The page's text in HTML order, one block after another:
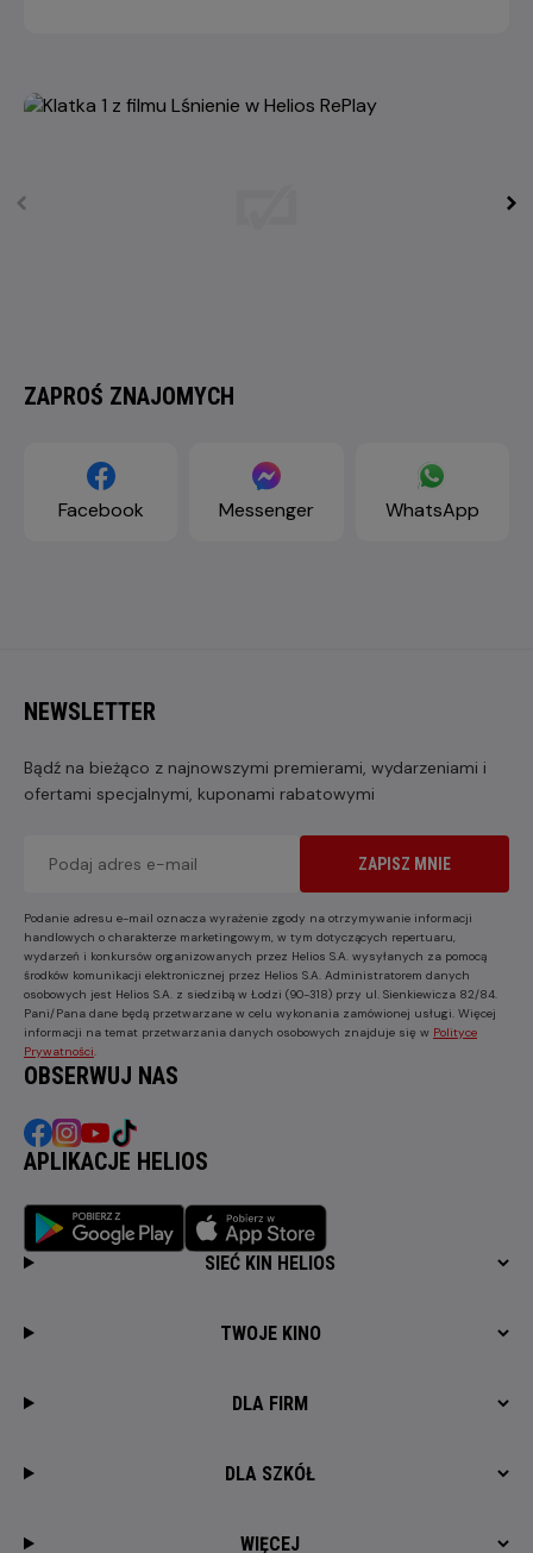
ZAPROŚ ZNAJOMYCH
Facebook Messenger WhatsApp
NEWSLETTER
Bądź na bieżąco z najnowszymi premierami, wydarzeniami i
ofertami specjalnymi, kuponami rabatowymi
ZAPISZ MNIE
Podanie adresu e-mail oznacza wyrażenie zgody na otrzymywanie informacji
handlowych o charakterze marketingowym, w tym dotyczących repertuaru,
wydarzeń i konkursów organizowanych przez Helios S.A. wysyłanych za pomocą
środków komunikacji elektronicznej przez Helios S.A. Administratorem danych
osobowych jest Helios S.A. z siedzibą w Łodzi (90-318) przy ul. Sienkiewicza 82/84.
Pani/Pana dane będą przetwarzane w celu wykonania zamówionej usługi. Więcej
informacji na temat przetwarzania danych osobowych znajduje się w Polityce
Prywatności
OBSERWUJ NAS
APLIKACJE HELIOS
SIEĆ KIN HELIOS
TWOJE KINO
DLA FIRM
DLA SZKÓŁ
WIĘCEJ